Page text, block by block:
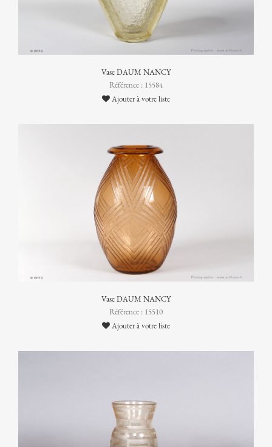
Vase DAUM NANCY
Référence : 15584
Ajouter à votre liste
Vase DAUM NANCY
Référence : 15510
Ajouter à votre liste